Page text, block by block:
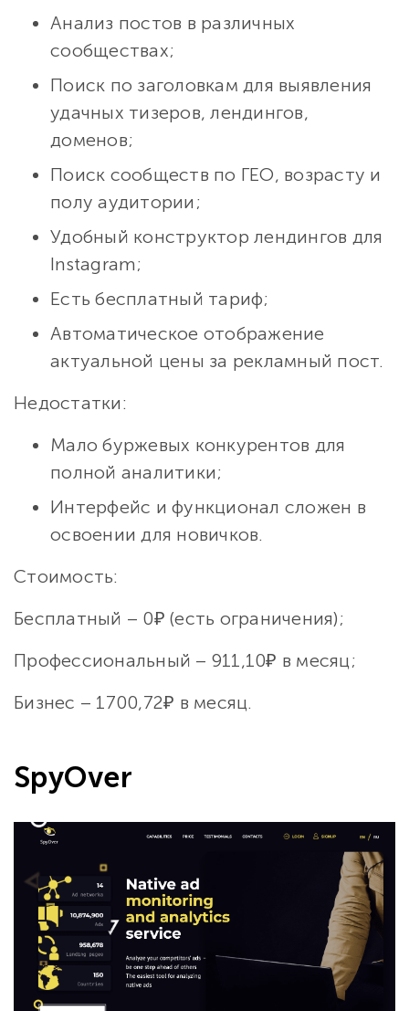
Анализ постов в различных
сообществах;
Поиск по заголовкам для выявления
удачных тизеров, лендингов,
доменов;
Поиск сообществ по ГЕО, возрасту и
полу аудитории;
Удобный конструктор лендингов для
Instagram;
Есть бесплатный тариф;
Автоматическое отображение
актуальной цены за рекламный пост.
Недостатки:
Мало буржевых конкурентов для
полной аналитики;
Интерфейс и функционал сложен в
освоении для новичков.
Стоимость:
Бесплатный – 0₽ (есть ограничения);
Профессиональный – 911,10₽ в месяц;
Бизнес – 1700,72₽ в месяц.
SpyOver